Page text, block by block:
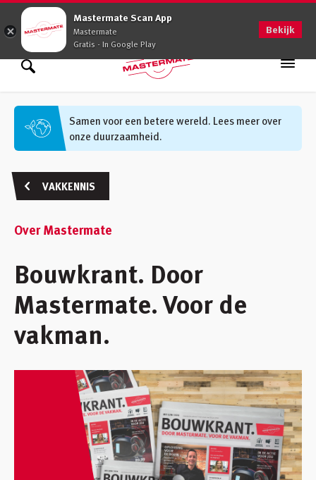
Mastermate Scan App
Mastermate
Gratis - In Google Play
Bekijk
0900 - 0509
Assortiment
Oplossingen
Vestigingen(48)
Klantenservice
Klant worden
Zoek binnen assortiment
Zoek informatie
Samen voor een betere wereld. Lees meer over
onze duurzaamheid.
VAKKENNIS
Over Mastermate
Bouwkrant. Door
Mastermate. Voor de
vakman.